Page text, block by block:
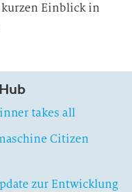
Einblick in
takes all
Citizen
zur Entwicklung